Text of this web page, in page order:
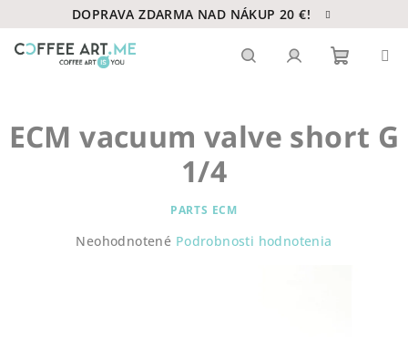
na
obsah
DOPRAVA ZDARMA NAD NÁKUP 20 €!
košík
ECM vacuum valve short G
1/4
PARTS ECM
Priemerné
Neohodnotené Podrobnosti hodnotenia